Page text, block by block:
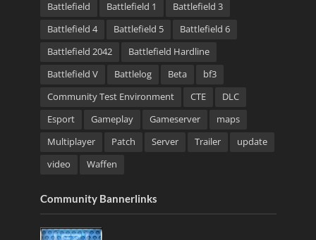
Battlefield Battlefield 1
Battlefield 3
Battlefield 4
Battlefield 5
Battlefield 6
Battlefield 2042
Battlefield Hardline
Battlefield V
Battlelog Beta
bf3
Community Test Environment
CTE
DLC
Esport
Gameplay Gameserver
maps
Multiplayer
Patch Server Trailer
update
video
Waffen
Community Bannerlinks